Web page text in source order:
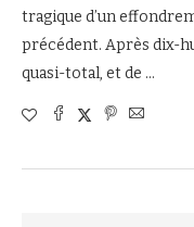
tragique d’un
précédent. Après dix-
quasi-total, et de …